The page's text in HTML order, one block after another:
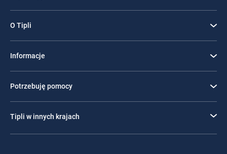
O Tipli
Informacje
Potrzebuję pomocy
Tipli w innych krajach